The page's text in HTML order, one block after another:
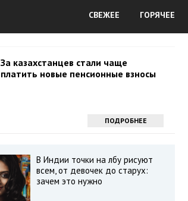
СВЕЖЕЕ ГОРЯЧЕЕ
За казахстанцев стали чаще
платить новые пенсионные взносы
ПОДРОБНЕЕ
В Индии точки на лбу рисуют
всем, от девочек до старух:
зачем это нужно